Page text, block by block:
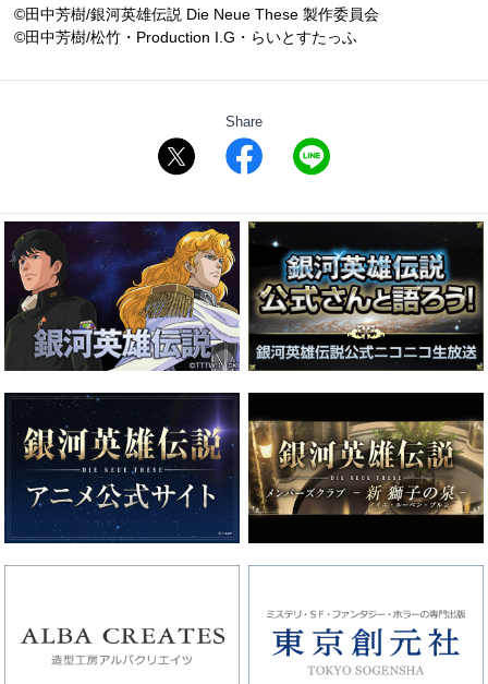
©田中芳樹/銀河英雄伝説 Die Neue These 製作委員会
©田中芳樹/松竹・Production I.G・らいとすたっふ
Share